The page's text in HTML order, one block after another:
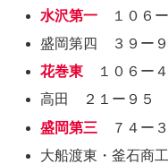
水沢第一 １０６
盛岡第四 ３９ー
花巻東 １０６ー
高田 ２１ー９
盛岡第三 ７４ー
大船渡東・釜石